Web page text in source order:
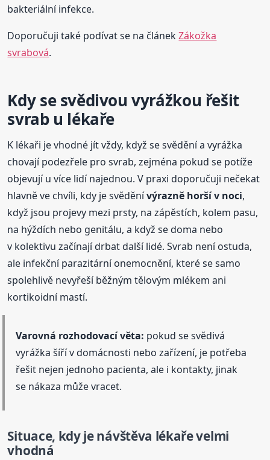
bakteriální infekce.
Doporučuji také podívat se na článekZákožka
svrabová.
Kdy se svědivou vyrážkou řešit
svrab u lékaře
K lékaři je vhodné jít vždy, když se svědění a vyrážka
chovají podezřele pro svrab, zejména pokud se potíže
objevují u více lidí najednou. V praxi doporučuji nečekat
hlavně ve chvíli, kdy je svěděnívýrazně horší v noci,
když jsou projevy mezi prsty, na zápěstích, kolem pasu,
na hýždích nebo genitálu, a když se doma nebo
v kolektivu začínají drbat další lidé. Svrab není ostuda,
ale infekční parazitární onemocnění, které se samo
spolehlivě nevyřeší běžným tělovým mlékem ani
kortikoidní mastí.
Varovná rozhodovací věta: pokud se svědivá
vyrážka šíří v domácnosti nebo zařízení, je potřeba
řešit nejen jednoho pacienta, ale i kontakty, jinak
se nákaza může vracet.
Situace, kdy je návštěva lékaře velmi
vhodná